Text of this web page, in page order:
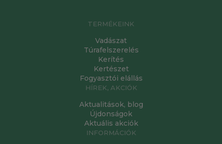
TERMÉKEINK
Vadászat
Túrafelszerelés
Kerítés
Kertészet
Fogyasztói elállás
HÍREK, AKCIÓK
Aktualitások, blog
Újdonságok
Aktuális akciók
INFORMÁCIÓK